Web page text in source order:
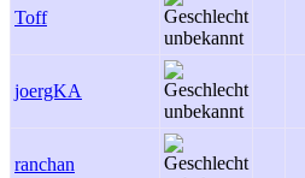
Toff
joergKA
ranchan